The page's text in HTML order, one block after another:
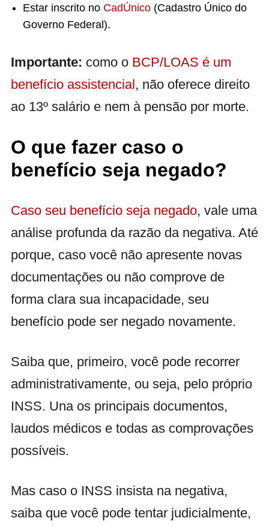
Estar inscrito no CadÚnico (Cadastro Único do
Governo Federal).
Importante: como o BCP/LOAS é um
benefício assistencial, não oferece direito
ao 13º salário e nem à pensão por morte.
O que fazer caso o
benefício seja negado?
Caso seu benefício seja negado, vale uma
análise profunda da razão da negativa. Até
porque, caso você não apresente novas
documentações ou não comprove de
forma clara sua incapacidade, seu
benefício pode ser negado novamente.
Saiba que, primeiro, você pode recorrer
administrativamente, ou seja, pelo próprio
INSS. Una os principais documentos,
laudos médicos e todas as comprovações
possíveis.
Mas caso o INSS insista na negativa,
saiba que você pode tentar judicialmente,